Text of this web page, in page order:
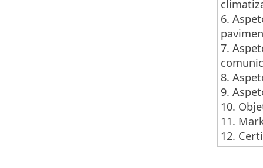
6.
7.
8.
9.
10.
11.
12.